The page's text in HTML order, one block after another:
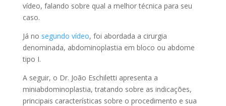
vídeo, falando sobre qual a melhor técnica para seu
caso.
Já no segundo vídeo, foi abordada a cirurgia
denominada, abdominoplastia em bloco ou abdome
tipo I.
A seguir, o Dr. João Eschiletti apresenta a
miniabdominoplastia, tratando sobre as indicações,
principais características sobre o procedimento e sua